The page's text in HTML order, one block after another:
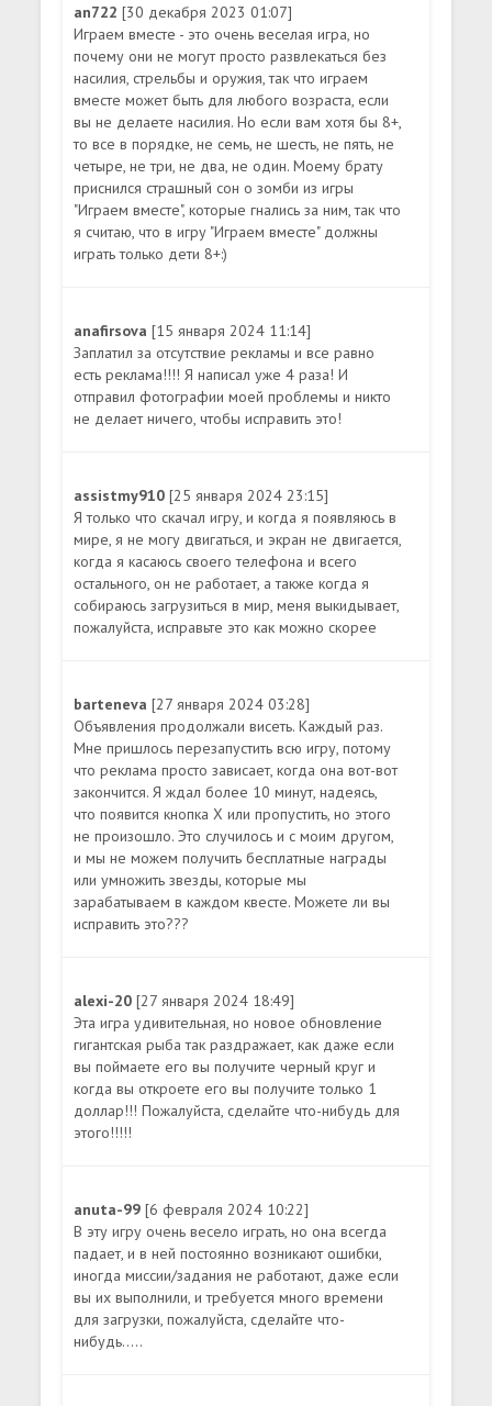
an722[30 декабря 2023 01:07]
Играем вместе - это очень веселая игра, но
почему они не могут просто развлекаться без
насилия, стрельбы и оружия, так что играем
вместе может быть для любого возраста, если
вы не делаете насилия. Но если вам хотя бы 8+,
то все в порядке, не семь, не шесть, не пять, не
четыре, не три, не два, не один. Моему брату
приснился страшный сон о зомби из игры
"Играем вместе", которые гнались за ним, так что
я считаю, что в игру "Играем вместе" должны
играть только дети 8+:)
anafirsova[15 января 2024 11:14]
Заплатил за отсутствие рекламы и все равно
есть реклама!!!! Я написал уже 4 раза! И
отправил фотографии моей проблемы и никто
не делает ничего, чтобы исправить это!
assistmy910[25 января 2024 23:15]
Я только что скачал игру, и когда я появляюсь в
мире, я не могу двигаться, и экран не двигается,
когда я касаюсь своего телефона и всего
остального, он не работает, а также когда я
собираюсь загрузиться в мир, меня выкидывает,
пожалуйста, исправьте это как можно скорее
barteneva[27 января 2024 03:28]
Объявления продолжали висеть. Каждый раз.
Мне пришлось перезапустить всю игру, потому
что реклама просто зависает, когда она вот-вот
закончится. Я ждал более 10 минут, надеясь,
что появится кнопка X или пропустить, но этого
не произошло. Это случилось и с моим другом,
и мы не можем получить бесплатные награды
или умножить звезды, которые мы
зарабатываем в каждом квесте. Можете ли вы
исправить это???
alexi-20[27 января 2024 18:49]
Эта игра удивительная, но новое обновление
гигантская рыба так раздражает, как даже если
вы поймаете его вы получите черный круг и
когда вы откроете его вы получите только 1
доллар!!! Пожалуйста, сделайте что-нибудь для
этого!!!!!
anuta-99[6 февраля 2024 10:22]
В эту игру очень весело играть, но она всегда
падает, и в ней постоянно возникают ошибки,
иногда миссии/задания не работают, даже если
вы их выполнили, и требуется много времени
для загрузки, пожалуйста, сделайте что-
нибудь.....